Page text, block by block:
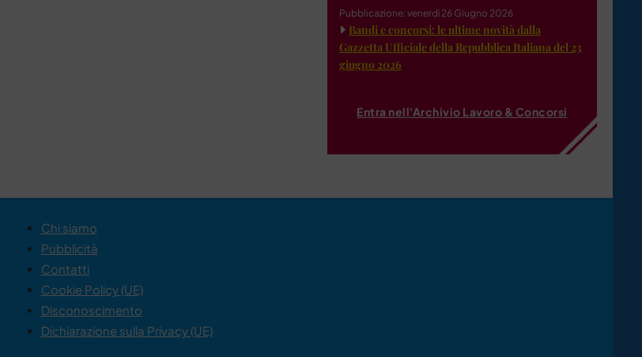
Pubblicazione: venerdì 26 Giugno 2026
Bandi e concorsi: le ultime novità dalla
Gazzetta Ufficiale della Repubblica Italiana del 23
giugno 2026
Entra nell'Archivio Lavoro & Concorsi
Chi siamo
Pubblicità
Contatti
Cookie Policy (UE)
Disconoscimento
Dichiarazione sulla Privacy (UE)